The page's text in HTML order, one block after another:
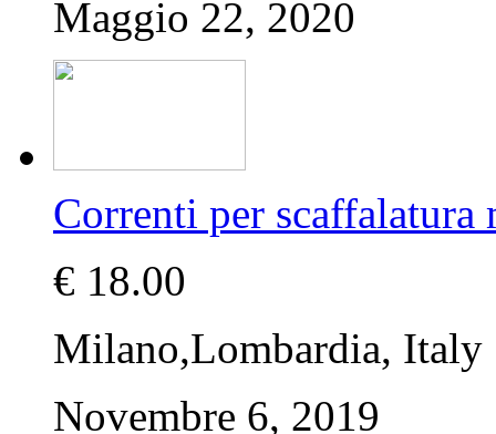
Maggio 22, 2020
Correnti per
€ 18.00
Milano,Lombardia, Italy
Novembre 6, 2019